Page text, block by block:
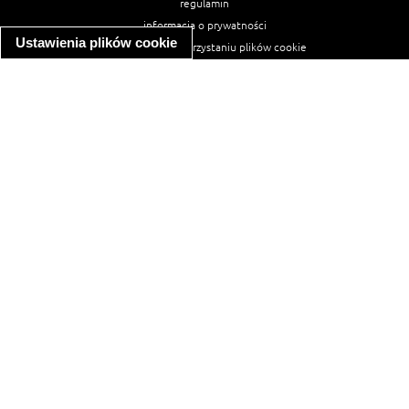
Ustawienia plików cookie
informacja o prywatności
informacja o wykorzystaniu plików cookie